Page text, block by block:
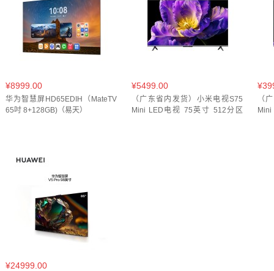
¥8999.00
华为智慧屏HD65EDIH（MateTV
65吋 8+128GB)（易天）
¥5499.00
（广东省内发货）小米电视S75
Mini LED电视 75英寸 512分区
（
¥24999.00